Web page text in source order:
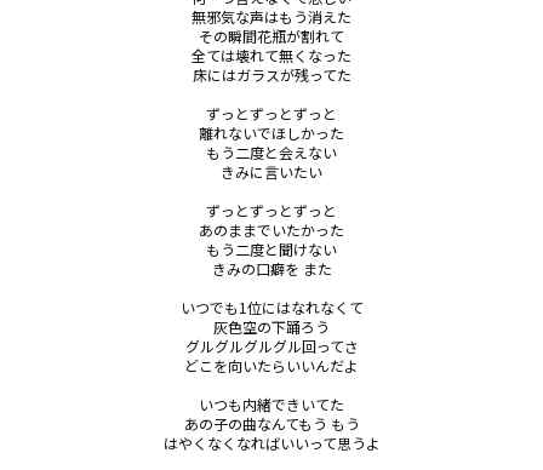
無邪気な声はもう消えた
その瞬間花瓶が割れて
全ては壊れて無くなった
床にはガラスが残ってた
ずっとずっとずっと
離れないでほしかった
もう二度と会えない
きみに言いたい
ずっとずっとずっと
あのままでいたかった
もう二度と聞けない
きみの口癖を また
いつでも1位にはなれなくて
灰色空の下踊ろう
グルグルグルグル回ってさ
どこを向いたらいいんだよ
いつも内緒できいてた
あの子の曲なんてもう もう
はやくなくなればいいって思うよ